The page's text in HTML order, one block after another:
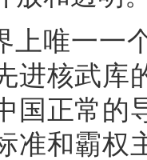
上唯一一
进核武
国正常的
准和霸权